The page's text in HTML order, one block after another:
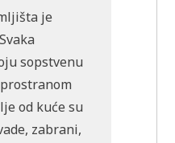
je
sopstvenu
od kuće su
zabrani,